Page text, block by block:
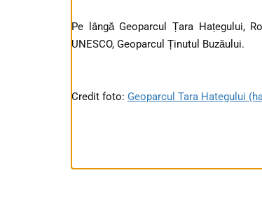
Pe lângă Geoparcul Țara Hațegului,
UNESCO, Geoparcul Ținutul Buzăului.
Credit foto: Geoparcul Tara Hategului